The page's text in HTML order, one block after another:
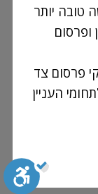
טובה יותר
ופרסום
פרסום צד
העניין